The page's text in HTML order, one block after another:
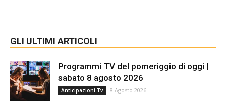
GLI ULTIMI ARTICOLI
Programmi TV del pomeriggio di oggi |
sabato 8 agosto 2026
Anticipazioni Tv 8 Agosto 2026